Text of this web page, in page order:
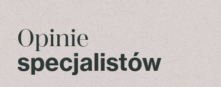
Opinie
specjalistów